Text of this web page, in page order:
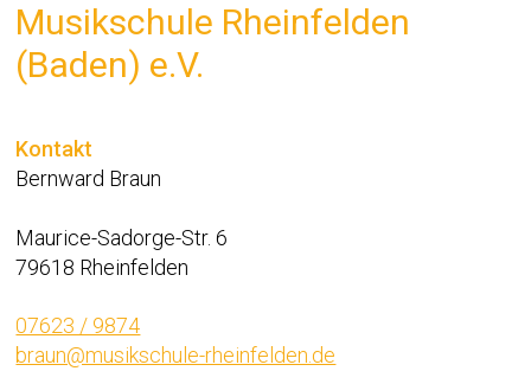
Musikschule Rheinfelden
(Baden) e.V.
Kontakt
Bernward Braun
Maurice-Sadorge-Str. 6
79618 Rheinfelden
07623 / 9874
braun@musikschule-rheinfelden.de